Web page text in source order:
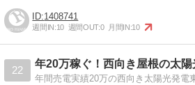
1408741
週間IN:10 週間OUT:0 月間IN:10
22
年20万稼ぐ！西向き屋根の太陽